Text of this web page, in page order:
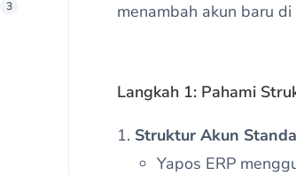
3
menambah akun baru di
Langkah 1: Pahami
Struktur Akun
Yapos ERP